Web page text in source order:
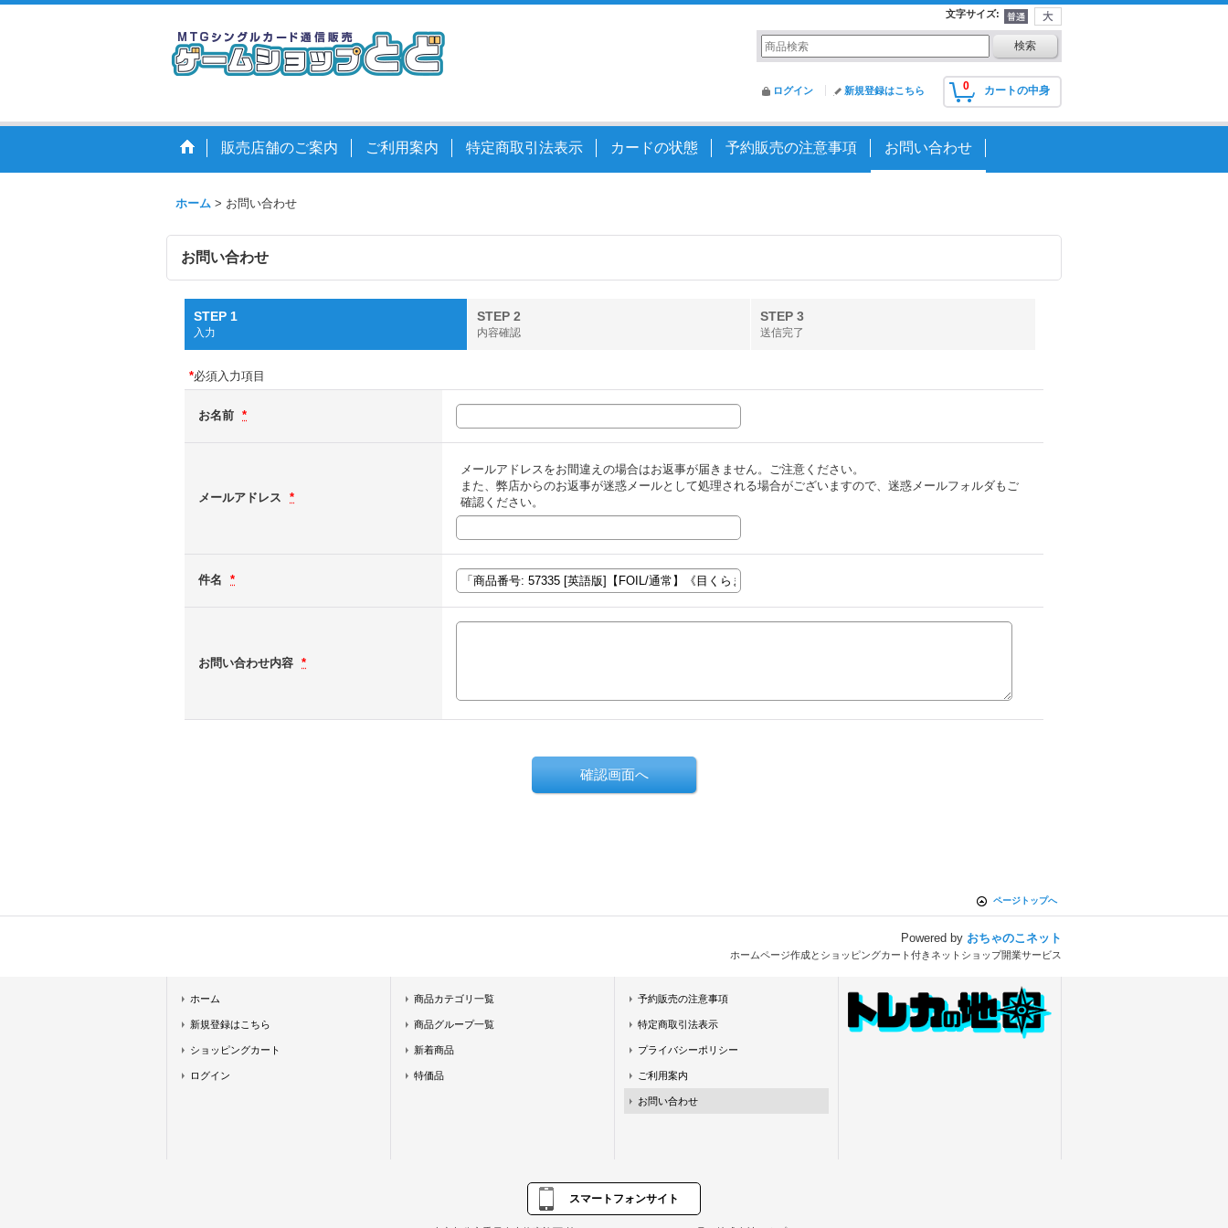
文字サイズ:
0 カートの中身
ログイン 新規登録はこちら
販売店舗のご案内 ご利用案内 特定商取引法表示 カードの状態 予約販売の注意事項 お問い合わせ
ホーム > お問い合わせ
お問い合わせ
STEP 1
入力
STEP 2
内容確認
STEP 3
送信完了
*必須入力項目
お名前 *
メールアドレス *
メールアドレスをお間違えの場合はお返事が届きません。ご注意ください。
また、弊店からのお返事が迷惑メールとして処理される場合がございますので、迷惑メールフォルダもご
確認ください。
件名 *
お問い合わせ内容 *
ページトップへ
Powered by おちゃのこネット
ホームページ作成とショッピングカート付きネットショップ開業サービス
ホーム
新規登録はこちら
ショッピングカート
ログイン
商品カテゴリ一覧
商品グループ一覧
新着商品
特価品
予約販売の注意事項
特定商取引法表示
プライバシーポリシー
ご利用案内
お問い合わせ
スマートフォンサイト